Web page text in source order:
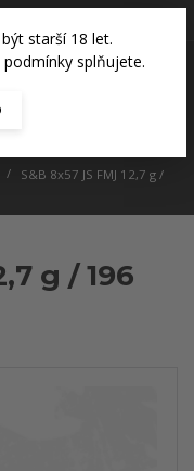
starší 18 let.
splňujete.
0 Kč
S&B 8x57 JS FMJ 12,7 g /
g / 196